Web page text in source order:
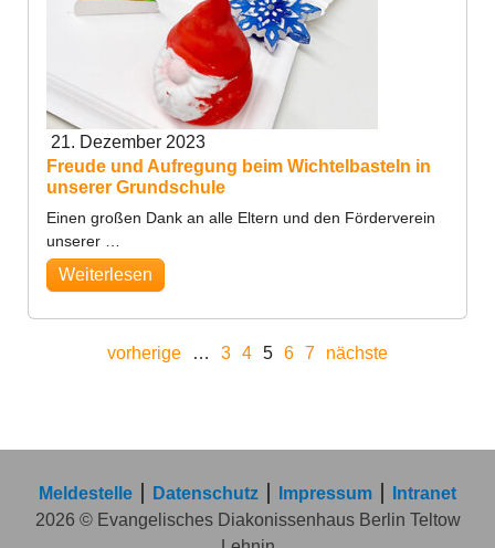
21. Dezember 2023
Freude und Aufregung beim Wichtelbasteln in
unserer Grundschule
Einen großen Dank an alle Eltern und den Förderverein
unserer …
Weiterlesen
vorherige … 3 4 5 6 7 nächste
Meldestelle Datenschutz Impressum
Intranet
2026 © Evangelisches Diakonissenhaus Berlin Teltow